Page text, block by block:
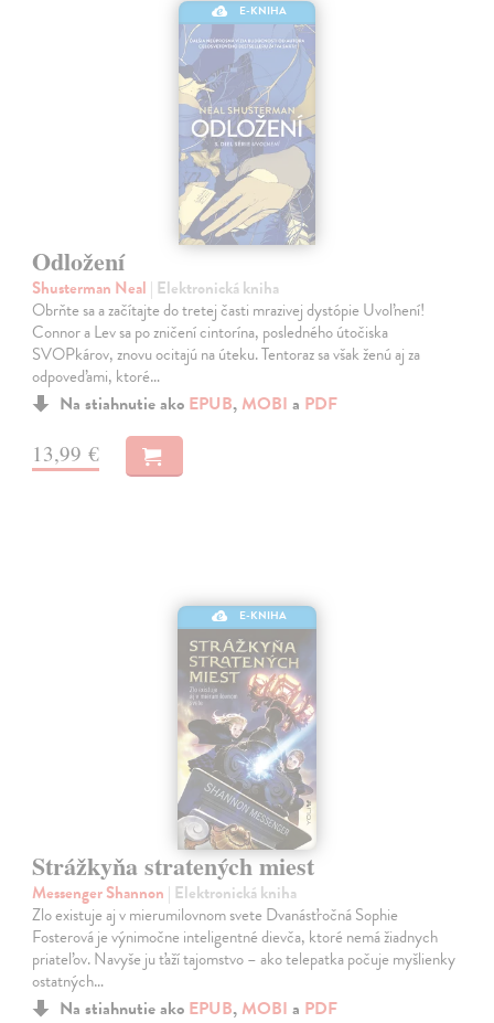
E-KNIHA
Odložení
Shusterman Neal | Elektronická kniha
Obrňte sa a začítajte do tretej časti mrazivej dystópie Uvoľnení!
Connor a Lev sa po zničení cintorína, posledného útočiska
SVOPkárov, znovu ocitajú na úteku. Tentoraz sa však ženú aj za
odpoveďami, ktoré…
Na stiahnutie ako EPUB, MOBI a PDF
13,99 €
E-KNIHA
Strážkyňa stratených miest
Messenger Shannon | Elektronická kniha
Zlo existuje aj v mierumilovnom svete Dvanásťročná Sophie
Fosterová je výnimočne inteligentné dievča, ktoré nemá žiadnych
priateľov. Navyše ju ťaží tajomstvo – ako telepatka počuje myšlienky
ostatných…
Na stiahnutie ako EPUB, MOBI a PDF